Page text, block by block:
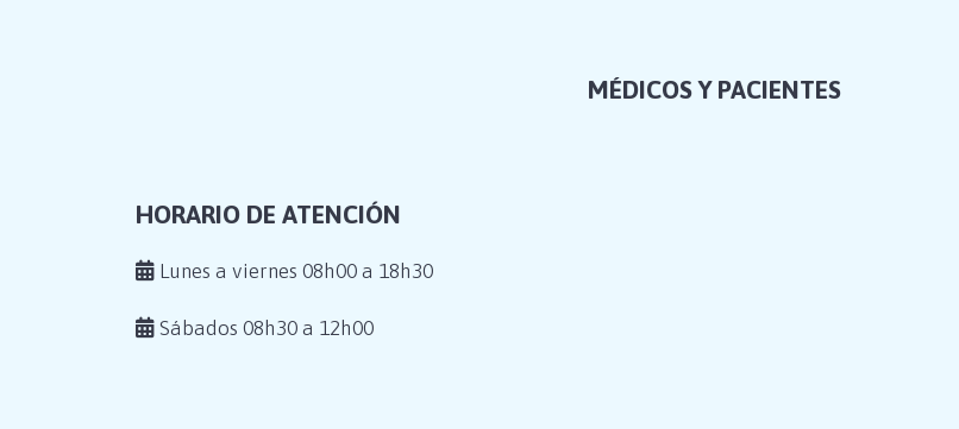
HORARIO DE ATENCIÓN
Lunes a viernes 08h00 a 18h30
Sábados 08h30 a 12h00
MÉDICOS Y PACIENTES